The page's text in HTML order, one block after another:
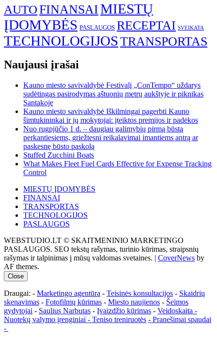
AUTOFINANSAIMIESTŲ
ĮDOMYBĖS PASLAUGOS RECEPTAI SVEIKATA
TECHNOLOGIJOSTRANSPORTAS
Naujausi įrašai
Kauno miesto savivaldybė Festivalį „ConTempo“ uždarys
sudėtingas pasirodymas aštuonių metrų aukštyje ir piknikas
Santakoje
Kauno miesto savivaldybė Iškilmingai pagerbti Kauno
šimtukininkai ir jų mokytojai: įteiktos premijos ir padėkos
Nuo rugpjūčio 1 d. – daugiau galimybių pirmą būstą
perkantiesiems, griežtesni reikalavimai imantiems antrą ar
paskesnę būsto paskolą
Stuffed Zucchini Boats
What Makes Fleet Fuel Cards Effective for Expense Tracking
Control
MIESTŲ ĮDOMYBĖS
FINANSAI
TRANSPORTAS
TECHNOLOGIJOS
PASLAUGOS
WEBSTUDIO.LT © SKAITMENINIO MARKETINGO
PASLAUGOS. SEO tekstų rašymas, turinio kūrimas, straipsnių
rašymas ir talpinimas į mūsų valdomas svetaines. | CoverNews by
AF themes.
Close
Draugai: - Marketingo agentūra - Teisinės konsultacijos - Skaidrių
skenavimas - Fotofilmų kūrimas - Miesto naujienos - Šeimos
gydytojai - Saulius Narbutas - Įvaizdžio kūrimas - Veidoskaita -
Nuotekų valymo įrenginiai - Teniso treniruotės - Pranešimai spaudai
-